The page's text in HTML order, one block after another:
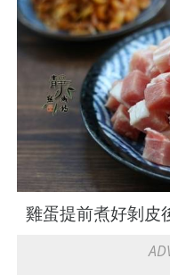
雞蛋提前煮好剝皮